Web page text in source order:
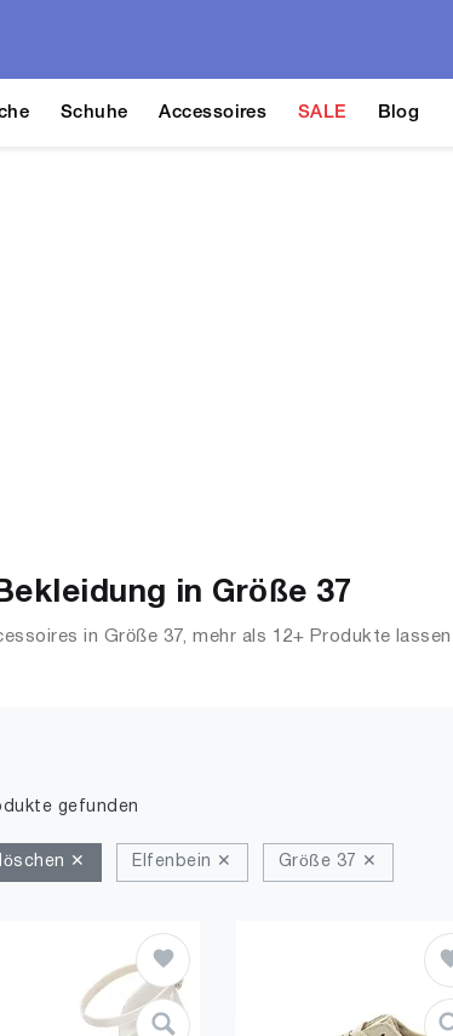
Schuhe Accessoires SALE Blog
in Größe 37
in Größe 37, mehr als 12+ Produkte
& Dessous, Streetwear, Jacken, Mäntel &
gefunden
✕ Elfenbein ✕ Größe 37 ✕